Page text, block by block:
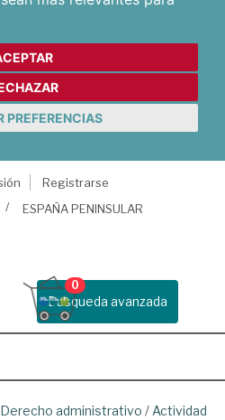
PREFERENCIAS
Registrarse
ESPAÑA PENINSULAR
Busqueda avanzada
0
Derecho administrativo / Actividad